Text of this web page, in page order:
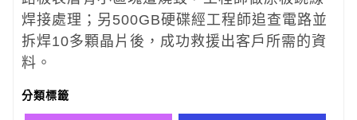
焊接處理；另500GB硬碟經工程師追查電路並
拆焊10多顆晶片後，成功救援出客戶所需的資
料。
分類標籤